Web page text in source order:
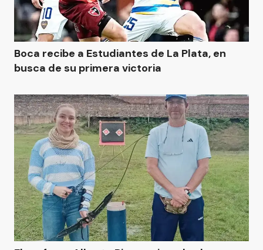
Boca recibe a Estudiantes de La Plata, en
busca de su primera victoria